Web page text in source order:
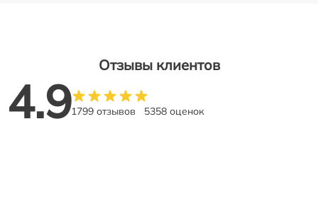
Отзывы клиентов
4.91799 отзывов 5358 оценок